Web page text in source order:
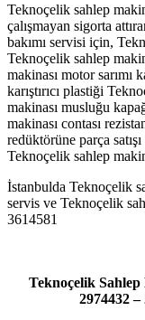
Teknoçelik sahlep
çalışmayan sigorta
bakımı servisi için,
Teknoçelik sahlep
makinası motor sarımı
karıştırıcı plastiği
makinası musluğu
makinası contası
redüktörüne parça
Teknoçelik sahlep
İstanbulda Teknoçelik
servis ve Teknoçelik
3614581
Teknoçelik Sahlep
2974432 –